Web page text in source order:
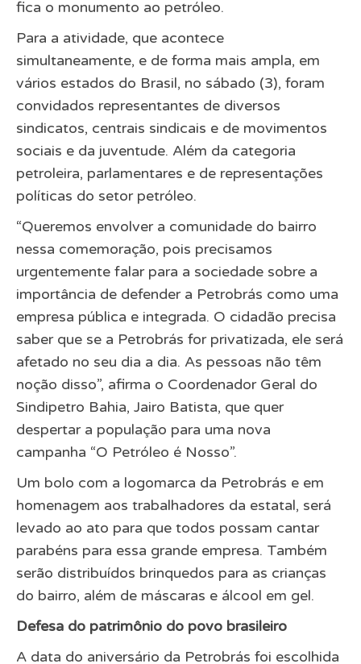
fica o monumento ao petróleo.
Para a atividade, que acontece
simultaneamente, e de forma mais ampla, em
vários estados do Brasil, no sábado (3), foram
convidados representantes de diversos
sindicatos, centrais sindicais e de movimentos
sociais e da juventude. Além da categoria
petroleira, parlamentares e de representações
políticas do setor petróleo.
“Queremos envolver a comunidade do bairro
nessa comemoração, pois precisamos
urgentemente falar para a sociedade sobre a
importância de defender a Petrobrás como uma
empresa pública e integrada. O cidadão precisa
saber que se a Petrobrás for privatizada, ele será
afetado no seu dia a dia. As pessoas não têm
noção disso”, afirma o Coordenador Geral do
Sindipetro Bahia, Jairo Batista, que quer
despertar a população para uma nova
campanha “O Petróleo é Nosso”.
Um bolo com a logomarca da Petrobrás e em
homenagem aos trabalhadores da estatal, será
levado ao ato para que todos possam cantar
parabéns para essa grande empresa. Também
serão distribuídos brinquedos para as crianças
do bairro, além de máscaras e álcool em gel.
Defesa do patrimônio do povo brasileiro
A data do aniversário da Petrobrás foi escolhida